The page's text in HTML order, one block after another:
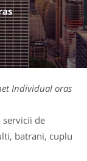
Individual oras
servicii de
batrani, cuplu